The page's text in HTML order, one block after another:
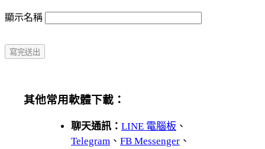
顯示名稱
其他常用軟體下載：
聊天通訊： LINE 電腦板 、
Telegram 、 FB Messenger 、